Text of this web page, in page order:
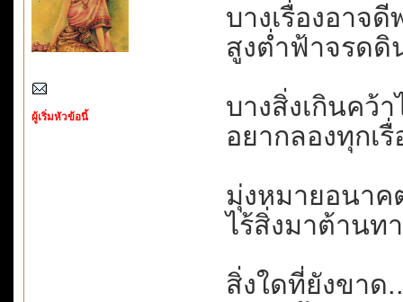
ผู้เริ่มหัวข้อนี้
บางเรื่องอาจ
สูงต่ำฟ้าจรดดิ
บางสิ่งเกินคว้
อยากลองทุกเ
มุ่งหมายอนา
ไร้สิ่งมาต้านท
สิ่งใดที่ยังขาด